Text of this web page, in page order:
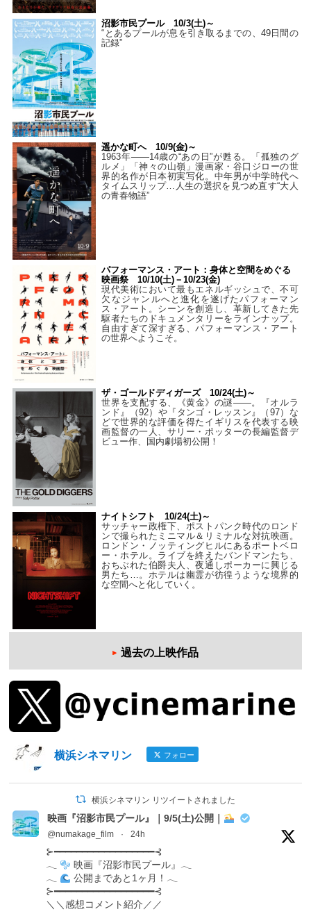
沼影市民プール 10/3(土)～
“とあるプールが息を引き取るまでの、49日間の
記録”
遥かな町へ 10/9(金)～
1963年――14歳の“あの日”が甦る。「孤独のグ
ルメ」「神々の山嶺」漫画家・谷口ジローの世
界的名作が日本初実写化。中年男が中学時代へ
タイムスリップ…人生の選択を見つめ直す“大人
の青春物語”
パフォーマンス・アート：身体と空間をめぐる
映画祭 10/10(土)－10/23(金)
現代美術において最もエネルギッシュで、不可
欠なジャンルへと進化を遂げたパフォーマン
ス・アート。シーンを創造し、革新してきた先
駆者たちのドキュメンタリーをラインナップ。
自由すぎて深すぎる、パフォーマンス・アート
の世界へようこそ。
ザ・ゴールドディガーズ 10/24(土)～
世界を支配する、《黄金》の謎――。『オルラ
ンド』（92）や『タンゴ・レッスン』（97）な
どで世界的な評価を得たイギリスを代表する映
画監督の一人、サリー・ポッターの長編監督デ
ビュー作、国内劇場初公開！
ナイトシフト 10/24(土)～
サッチャー政権下、ポストパンク時代のロンド
ンで撮られたミニマル＆リミナルな対抗映画。
ロンドン・ノッティングヒルにあるポートベロ
ー・ホテル。ライブを終えたバンドマンたち、
おちぶれた伯爵夫人、夜通しポーカーに興じる
男たち…。ホテルは幽霊が彷徨うような境界的
な空間へと化していく。
過去の上映作品
横浜シネマリン フォロー
横浜シネマリン リツイートされました
映画『沼影市民プール』｜9/5(土)公開｜
@numakage_film · 24h
⊱━━━━━━━━━━━━━━━━━━⊰
𓂃
映画『沼影市民プール』𓂃
𓂃
公開まであと1ヶ月！𓂃
⊱━━━━━━━━━━━━━━━━━━⊰
＼＼感想コメント紹介／／